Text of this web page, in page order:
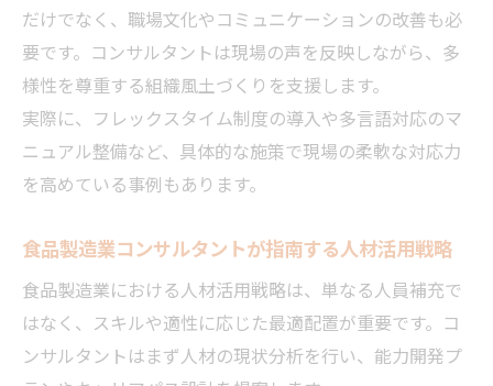
だけでなく、職場文化やコミュニケーションの改善も必
要です。コンサルタントは現場の声を反映しながら、多
様性を尊重する組織風土づくりを支援します。
実際に、フレックスタイム制度の導入や多言語対応のマ
ニュアル整備など、具体的な施策で現場の柔軟な対応力
を高めている事例もあります。
食品製造業コンサルタントが指南する人材活用戦略
食品製造業における人材活用戦略は、単なる人員補充で
はなく、スキルや適性に応じた最適配置が重要です。コ
ンサルタントはまず人材の現状分析を行い、能力開発プ